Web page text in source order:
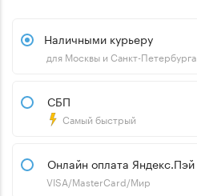
Наличными курьеру
для Москвы и Санкт-Петербурга
СБП
Самый быстрый
Онлайн оплата Яндекс.Пэй
VISA/MasterCard/Мир